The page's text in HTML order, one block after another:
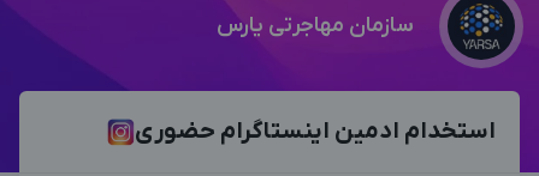
سازمان مهاجرتی یارس
استخدام ادمین اینستاگرام حضوری